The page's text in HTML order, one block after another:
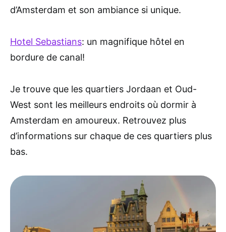
d’Amsterdam et son ambiance si unique.
Hotel Sebastians: un magnifique hôtel en
bordure de canal!
Je trouve que les quartiers Jordaan et Oud-
West sont les meilleurs endroits où dormir à
Amsterdam en amoureux. Retrouvez plus
d’informations sur chaque de ces quartiers plus
bas.